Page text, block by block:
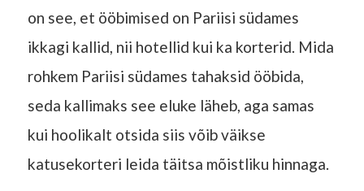
on see, et ööbimised on Pariisi südames
ikkagi kallid, nii hotellid kui ka korterid. Mida
rohkem Pariisi südames tahaksid ööbida,
seda kallimaks see eluke läheb, aga samas
kui hoolikalt otsida siis võib väikse
katusekorteri leida täitsa mõistliku hinnaga.